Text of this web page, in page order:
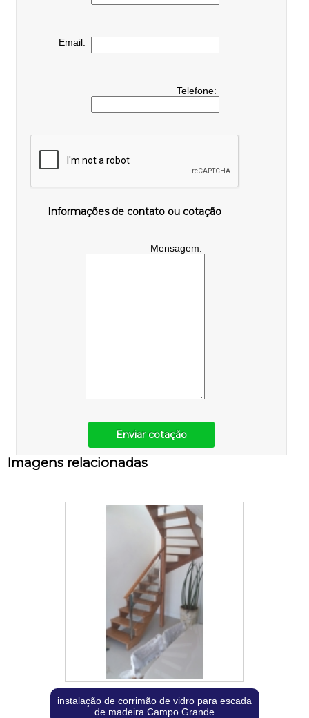
Email:
Telefone:
Informações de contato ou cotação
Mensagem:
Enviar cotação
Imagens relacionadas
instalação de corrimão de vidro para escada
de madeira Campo Grande